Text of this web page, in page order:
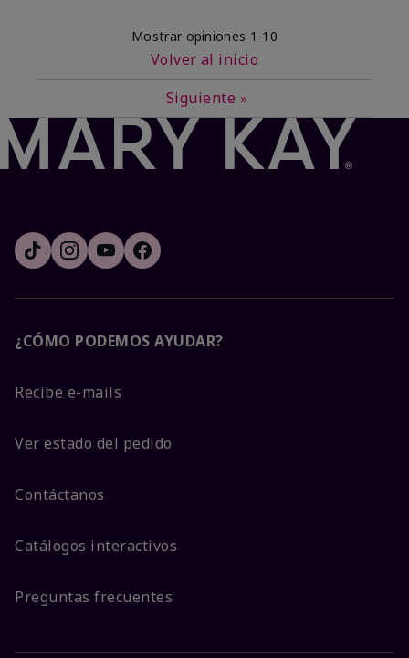
Mostrar opiniones 1-10
Volver al inicio
Siguiente »
¿CÓMO PODEMOS AYUDAR?
Recibe e-mails
Ver estado del pedido
Contáctanos
Catálogos interactivos
Preguntas frecuentes